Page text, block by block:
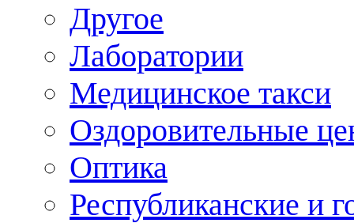
Другое
Лаборатории
Медицинское такси
Оздоровительные
Оптика
Республиканские и